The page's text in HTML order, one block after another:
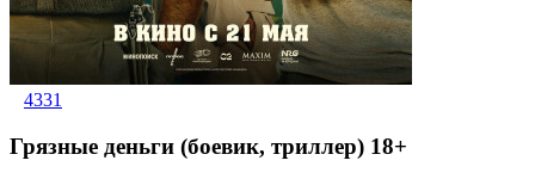
4331
Грязные деньги (боевик, триллер) 18+